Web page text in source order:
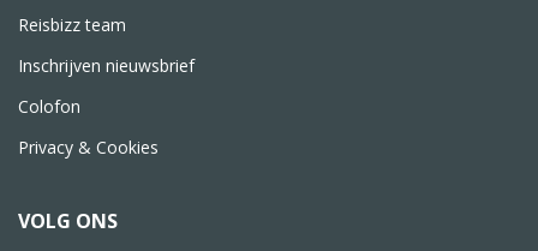
Reisbizz team
Inschrijven nieuwsbrief
Colofon
Privacy & Cookies
VOLG ONS